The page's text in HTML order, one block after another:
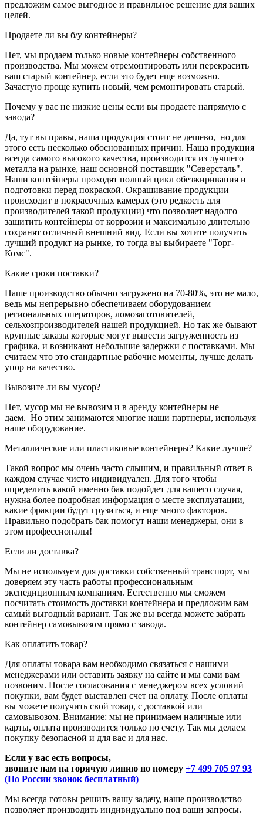
предложим самое выгодное и правильное решение для ваших
целей.
Продаете ли вы б/у контейнеры?
Нет, мы продаем только новые контейнеры собственного
производства. Мы можем отремонтировать или перекрасить
ваш старый контейнер, если это будет еще возможно.
Зачастую проще купить новый, чем ремонтировать старый.
Почему у вас не низкие цены если вы продаете напрямую с
завода?
Да, тут вы правы, наша продукция стоит не дешево, но для
этого есть несколько обоснованных причин. Наша продукция
всегда самого высокого качества, производится из лучшего
металла на рынке, наш основной поставщик "Северсталь".
Наши контейнеры проходят полный цикл обезжиривания и
подготовки перед покраской. Окрашивание продукции
происходит в покрасочных камерах (это редкость для
производителей такой продукции) что позволяет надолго
защитить контейнеры от коррозии и максимально длительно
сохранят отличный внешний вид. Если вы хотите получить
лучший продукт на рынке, то тогда вы выбираете "Торг-
Комс".
Какие сроки поставки?
Наше производство обычно загружено на 70-80%, это не мало,
ведь мы непрерывно обеспечиваем оборудованием
региональных операторов, ломозаготовителей,
сельхозпроизводителей нашей продукцией. Но так же бывают
крупные заказы которые могут вывести загруженность из
графика, и возникают небольшие задержки с поставками. Мы
считаем что это стандартные рабочие моменты, лучше делать
упор на качество.
Вывозите ли вы мусор?
Нет, мусор мы не вывозим и в аренду контейнеры не
даем. Но этим занимаются многие наши партнеры, используя
наше оборудование.
Металлические или пластиковые контейнеры? Какие лучше?
Такой вопрос мы очень часто слышим, и правильный ответ в
каждом случае чисто индивидуален. Для того чтобы
определить какой именно бак подойдет для вашего случая,
нужна более подробная информация о месте эксплуатации,
какие фракции будут грузиться, и еще много факторов.
Правильно подобрать бак помогут наши менеджеры, они в
этом профессионалы!
Если ли доставка?
Мы не используем для доставки собственный транспорт, мы
доверяем эту часть работы профессиональным
экспедиционным компаниям. Естественно мы сможем
посчитать стоимость доставки контейнера и предложим вам
самый выгодный вариант. Так же вы всегда можете забрать
контейнер самовывозом прямо с завода.
Как оплатить товар?
Для оплаты товара вам необходимо связаться с нашими
менеджерами или оставить заявку на сайте и мы сами вам
позвоним. После согласования с менеджером всех условий
покупки, вам будет выставлен счет на оплату. После оплаты
вы можете получить свой товар, с доставкой или
самовывозом. Внимание: мы не принимаем наличные или
карты, оплата производится только по счету. Так мы делаем
покупку безопасной и для вас и для нас.
Если у вас есть вопросы,
звоните нам на горячую линию по номеру +7 499 705 97 93
(По России звонок бесплатный)
Мы всегда готовы решить вашу задачу, наше производство
позволяет производить индивидуально под ваши запросы.